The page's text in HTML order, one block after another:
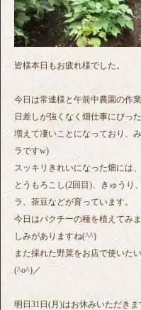
皆様本日もお疲れ様でした。
今日は常連様と午前中農園の作
日差しが強くなく畑仕事にぴっ
増えて凄いことになっており、
ラですw)
スッキリきれいになった畑には、
とうもろこし(2回目)、きゅうり
ラ、茶豆などが育っています。
今日はパクチーの種を植えてみ
しみがありますね(^^)
また採れた野菜をお店で使いた
(^o^)／
明日31日(月)はお休みいただき